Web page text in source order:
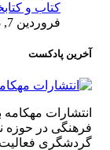
کتاب و
فروردین 7, 1403
آخرین پادکست
انتشارات
فرهنگی در
گردشگری فعالیت